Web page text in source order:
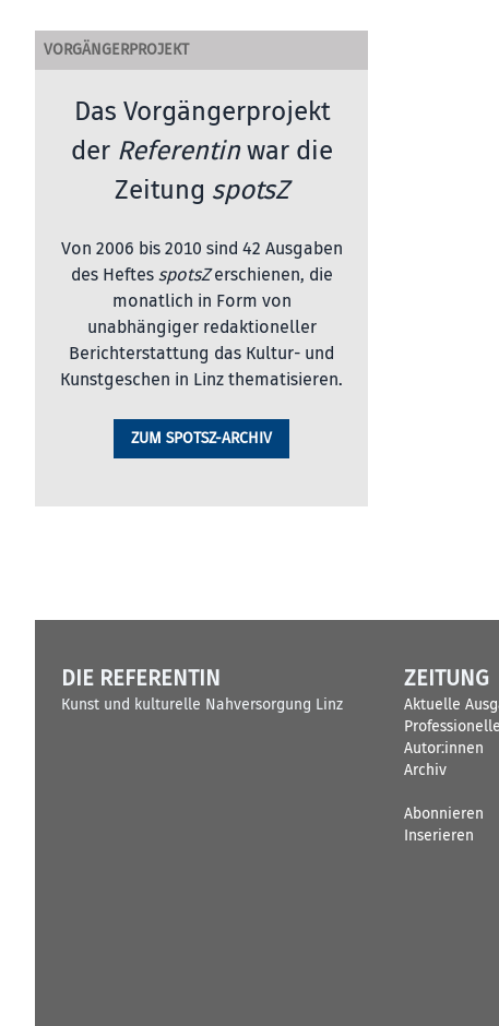
VORGÄNGERPROJEKT
Das Vorgängerprojekt
der Referentinwar die
Zeitung spotsZ
Von 2006 bis 2010 sind 42 Ausgaben
des Heftes spotsZerschienen, die
monatlich in Form von
unabhängiger redaktioneller
Berichterstattung das Kultur- und
Kunstgeschen in Linz thematisieren.
ZUM SPOTSZ-ARCHIV
DIE REFERENTIN
Kunst und kulturelle Nahversorgung Linz
ZEITUNG
Aktuelle
Autor:innen
Archiv
Abonnieren
Inserieren